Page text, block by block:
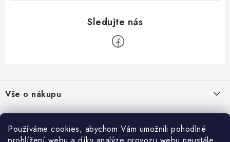
Používáme cookies, abychom Vám umožnili pohodlné
p
a
Vše o nákupu
Doprava a platba
Obchodní podmínky
Akce